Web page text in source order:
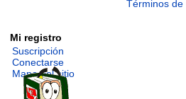
Términos de
Mi registro
Suscripción
Conectarse
Mapa del sitio